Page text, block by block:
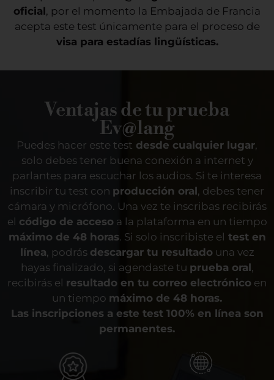
oficial, por el momento la Embajada de Francia
acepta este test únicamente para el proceso de
visa para estadías lingüísticas.
Ventajas de tu prueba
Ev@lang
Puedes hacer este test desde cualquier lugar,
solo debes tener buena conexión a internet y
parlantes para escuchar los audios. Si te interesa
inscribir tu test con producción oral , debes tener
cámara y micrófono. Una vez te inscribas recibirás
el código de acceso a la plataforma en un tiempo
máximo de 48 horas. Si solo inscribiste el test en
línea, podrás descargar tu resultadouna vez
hayas finalizado, si agendaste tu prueba oral ,
recibirás el resultado en tu correo electrónico en
un tiempo máximo de 48 horas.
Las inscripciones a este test 100% en línea son
permanentes.